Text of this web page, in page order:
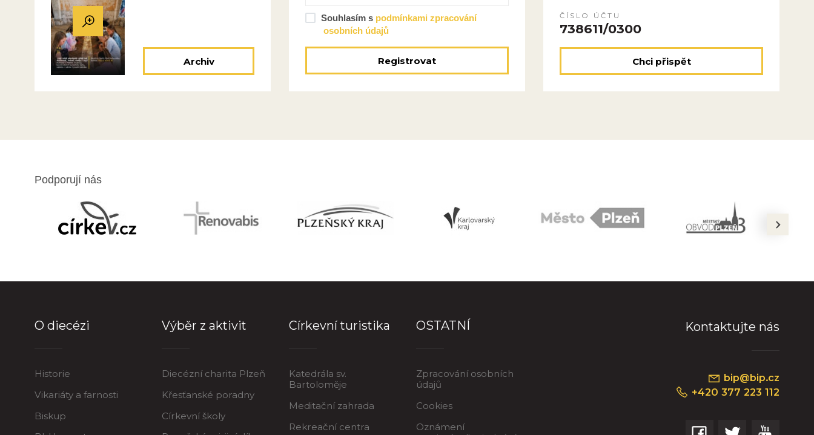
Archiv
Souhlasím s podmínkami zpracování
osobních údajů
Registrovat
ČÍSLO ÚČTU
738611/0300
Chci přispět
Podporují nás
next
O diecézi
Historie
Vikariáty a farnosti
Biskup
Výběr z aktivit
Diecézní charita Plzeň
Křesťanské poradny
Církevní školy
Církevní turistika
Katedrála sv.
Bartoloměje
Meditační zahrada
Rekreační centra
OSTATNÍ
Zpracování osobních
údajů
Cookies
Oznámení
Kontaktujte nás
bip@bip.cz
+420 377 223 112